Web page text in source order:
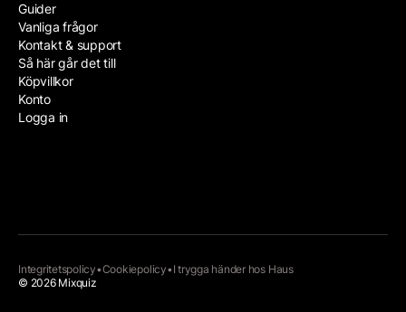
Guider
Vanliga frågor
Kontakt & support
Så här går det till
Köpvillkor
Konto
Logga in
© 2026 Mixquiz
Integritetspolicy•Cookiepolicy•I trygga händer hos Haus